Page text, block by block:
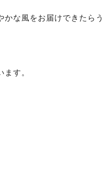
かな風をお届けできたら
す。